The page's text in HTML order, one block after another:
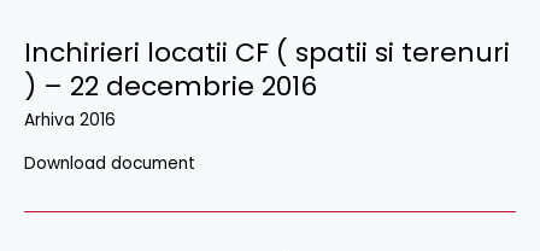
Inchirieri locatii CF ( spatii si terenuri
) – 22 decembrie 2016
Arhiva 2016
Download document